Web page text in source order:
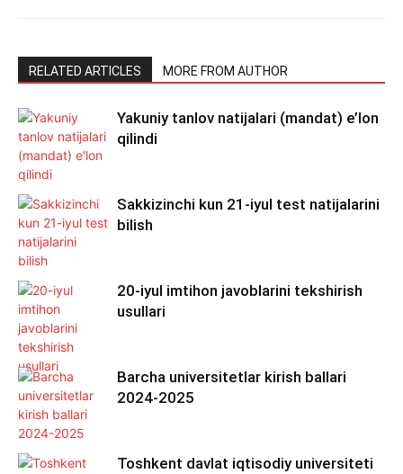
RELATED ARTICLES MORE FROM AUTHOR
Yakuniy tanlov natijalari (mandat) e’lon
qilindi
Sakkizinchi kun 21-iyul test natijalarini
bilish
20-iyul imtihon javoblarini tekshirish
usullari
Barcha universitetlar kirish ballari
2024-2025
Toshkent davlat iqtisodiy universiteti